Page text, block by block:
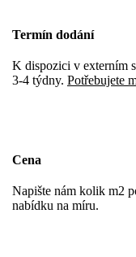
Termín dodání
K dispozici v externím
3-4 týdny. Potřebujete
Cena
Napište nám kolik m2
nabídku na míru.